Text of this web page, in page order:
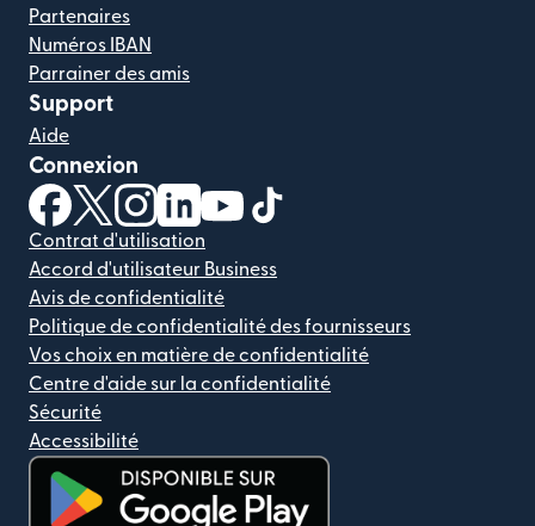
Partenaires
Numéros IBAN
Parrainer des amis
Support
Aide
Connexion
(s'ouvre dans une nouvelle fenêtre)
(s'ouvre dans une nouvelle fenêtre)
(s'ouvre dans une nouvelle fenêtre)
(s'ouvre dans une nouvelle fenêtre)
(s'ouvre dans une nouvelle
Contrat d'utilisation
Accord d'utilisateur Business
Avis de confidentialité
Politique de confidentialité des fournisseurs
Vos choix en matière de confidentialité
Centre d'aide sur la confidentialité
Sécurité
Accessibilité